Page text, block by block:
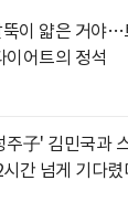
이 얇은 거야…
이어트의 정석
주子' 김민국과
간 넘게 기다렸